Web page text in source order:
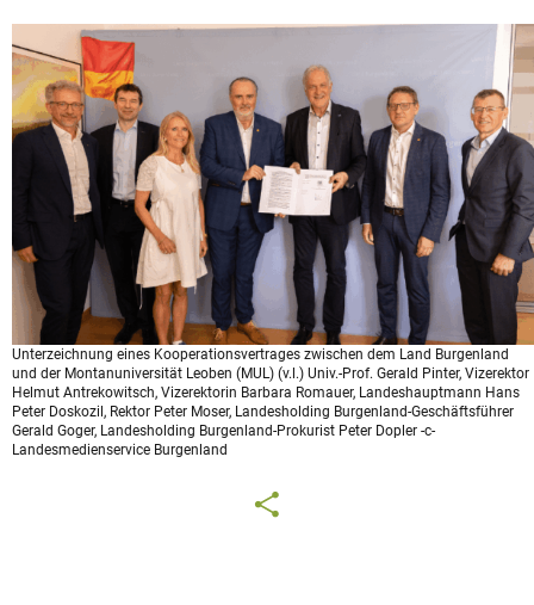
Unterzeichnung eines Kooperationsvertrages zwischen dem Land Burgenland
und der Montanuniversität Leoben (MUL) (v.l.) Univ.-Prof. Gerald Pinter, Vizerektor
Helmut Antrekowitsch, Vizerektorin Barbara Romauer, Landeshauptmann Hans
Peter Doskozil, Rektor Peter Moser, Landesholding Burgenland-Geschäftsführer
Gerald Goger, Landesholding Burgenland-Prokurist Peter Dopler -c-
Landesmedienservice Burgenland